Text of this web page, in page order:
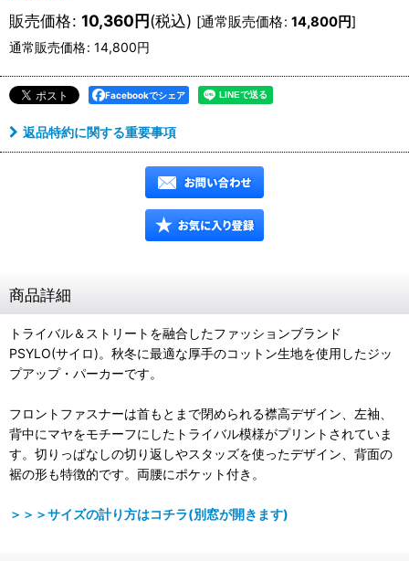
販売価格: 10,360円(税込) [通常販売価格: 14,800円]
通常販売価格: 14,800円
Facebookでシェア
返品特約に関する重要事項
商品詳細
トライバル＆ストリートを融合したファッションブランド
PSYLO(サイロ)。秋冬に最適な厚手のコットン生地を使用したジッ
プアップ・パーカーです。
フロントファスナーは首もとまで閉められる襟高デザイン、左袖、
背中にマヤをモチーフにしたトライバル模様がプリントされていま
す。切りっぱなしの切り返しやスタッズを使ったデザイン、背面の
裾の形も特徴的です。両腰にポケット付き。
＞＞＞サイズの計り方はコチラ(別窓が開きます)